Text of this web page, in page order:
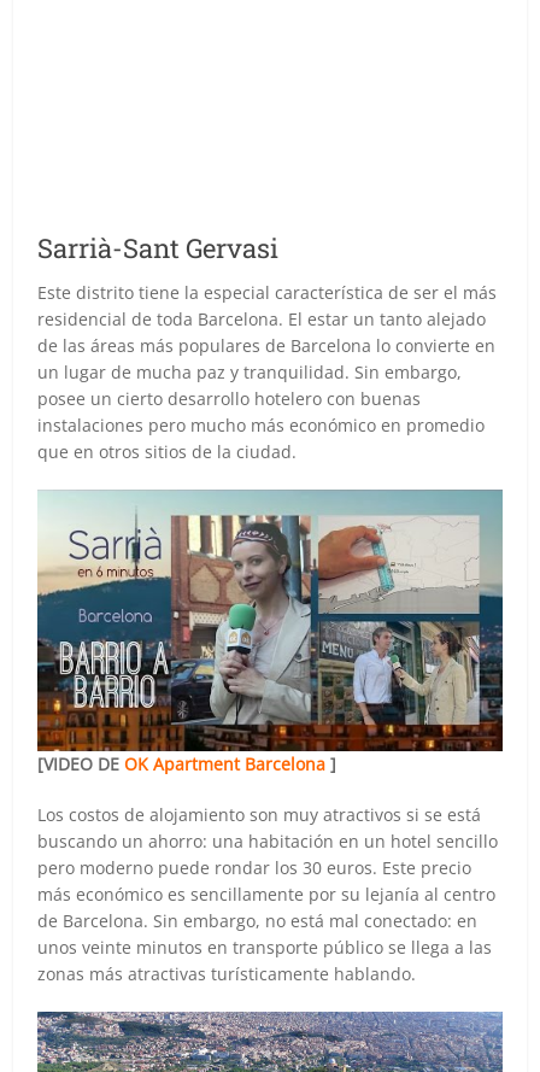
Sarrià-Sant Gervasi
Este distrito tiene la especial característica de ser el más
residencial de toda Barcelona. El estar un tanto alejado
de las áreas más populares de Barcelona lo convierte en
un lugar de mucha paz y tranquilidad. Sin embargo,
posee un cierto desarrollo hotelero con buenas
instalaciones pero mucho más económico en promedio
que en otros sitios de la ciudad.
[VIDEO DEOK Apartment Barcelona ]
Los costos de alojamiento son muy atractivos si se está
buscando un ahorro: una habitación en un hotel sencillo
pero moderno puede rondar los 30 euros. Este precio
más económico es sencillamente por su lejanía al centro
de Barcelona. Sin embargo, no está mal conectado: en
unos veinte minutos en transporte público se llega a las
zonas más atractivas turísticamente hablando.